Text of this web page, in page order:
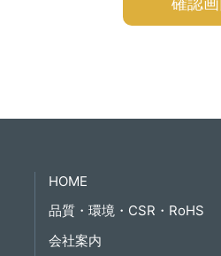
HOME
品質・環境・CSR・RoHS
会社案内